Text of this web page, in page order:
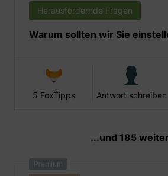
Herausfordernde Fragen
Warum sollten wir Sie
5 FoxTipps Antwort schreiben
...und 185
Premium